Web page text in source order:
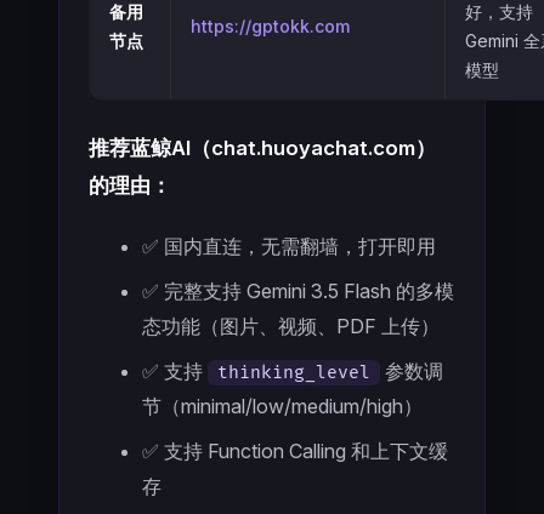
备用
节点
https://gptokk.com
好，支持
Gemini 全
模型
推荐蓝鲸AI（chat.huoyachat.com）
的理由：
✅ 国内直连，无需翻墙，打开即用
✅ 完整支持 Gemini 3.5 Flash 的多模
态功能（图片、视频、PDF 上传）
✅ 支持
thinking_level
参数调
节（minimal/low/medium/high）
✅ 支持 Function Calling 和上下文缓
存